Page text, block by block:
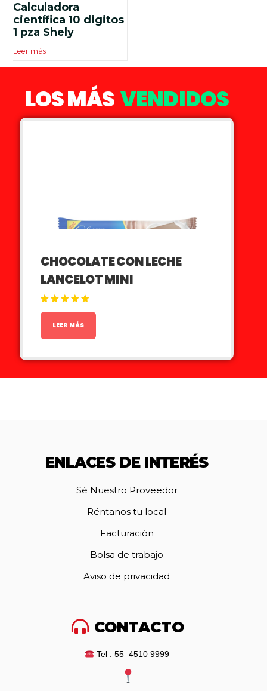
Calculadora
científica 10 digitos
1 pza Shely
Leer más
LOS MÁS VENDIDOS
CHOCOLATE CON LECHE
LANCELOT MINI
Valorado en
LEER MÁS
ENLACES DE INTERÉS
Sé Nuestro Proveedor
Réntanos tu local
Facturación
Bolsa de trabajo
Aviso de privacidad
CONTACTO
Tel : 55 4510 9999